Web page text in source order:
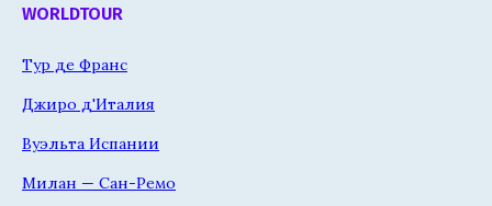
WORLDTOUR
Тур де Франс
Джиро д'Италия
Вуэльта Испании
Милан — Сан-Ремо